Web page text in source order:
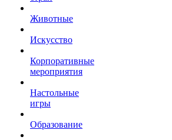
Животные
Искусство
Корпоративные
мероприятия
Настольные
игры
Образование